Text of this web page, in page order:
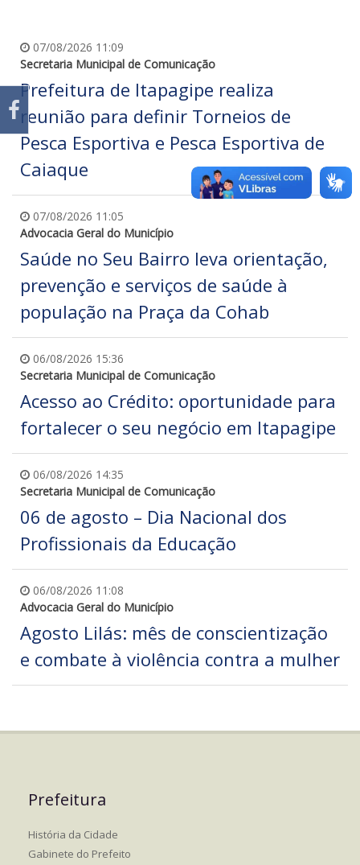
07/08/2026 11:09
Secretaria Municipal de Comunicação
Prefeitura de Itapagipe realiza
reunião para definir Torneios de
Pesca Esportiva e Pesca Esportiva de
Caiaque
07/08/2026 11:05
Advocacia Geral do Município
Saúde no Seu Bairro leva orientação,
prevenção e serviços de saúde à
população na Praça da Cohab
06/08/2026 15:36
Secretaria Municipal de Comunicação
Acesso ao Crédito: oportunidade para
fortalecer o seu negócio em Itapagipe
06/08/2026 14:35
Secretaria Municipal de Comunicação
06 de agosto – Dia Nacional dos
Profissionais da Educação
06/08/2026 11:08
Advocacia Geral do Município
Agosto Lilás: mês de conscientização
e combate à violência contra a mulher
Prefeitura
História da Cidade
Gabinete do Prefeito